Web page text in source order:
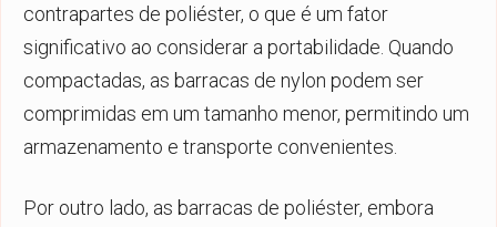
contrapartes de poliéster, o que é um fator
significativo ao considerar a portabilidade. Quando
compactadas, as barracas de nylon podem ser
comprimidas em um tamanho menor, permitindo um
armazenamento e transporte convenientes.
Por outro lado, as barracas de poliéster, embora